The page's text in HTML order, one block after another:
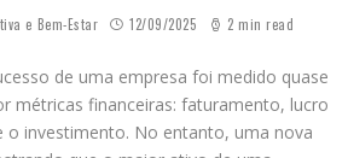
e Bem-Estar 12/09/2025 2 min read
de uma empresa foi medido quase
métricas financeiras: faturamento, lucro
o investimento. No entanto, uma nova